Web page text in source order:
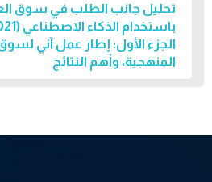
تحليل جانب الطلب في سوق
باستخدام الذكاء الاصطناعي (2021 حتى تاريخه)
الجزء الأول: إطار عمل آني لسوق
المنهجية، وأهم النتائج